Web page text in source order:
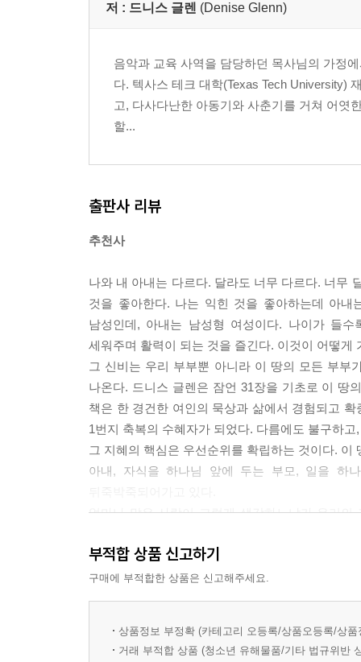
DAY 2. 나의 피난처 _ 67
DAY 5. 주만 바라보기 _ 83
WEEK 3.나 자신과의 관계: 하나님이 나를 사랑하
나를 사랑하고 받아들이기
DAY 4. 자신의 한계 안에서 균형 잡기 _ 107
DAY 5. 하나님의 보호하심을 받아들이기 _ 113
WEEK 4.남편과의 관계 I: 복종, 제대로 이해하기
DAY 1. 아내의 목표 _ 127
DAY 2. 아내의 언약 ( 1 ) _ 133
DAY 3. 아내의 언약 (2) _ 143
DAY 4. 아내의 언약 (3) _ 151
DAY 5. 아내의 역할 _ 159
WEEK 5.남편과의 관계 II: 남편 섬기기
DAY 1. 아내의 임무 _ 175
DAY 2. 아내의 섬김 _ 185
WEEK 6.자녀와의 관계 I: 경건한 자손 낳기
DAY 3. 어머니의 비전 _ 237
DAY 4. 어머니의 정체성 _ 249
저 : 드니스 글렌 (Denise Glenn)
음악과 교육 사역을 담당하던 목사님의 가정
다. 텍사스 테크 대학(Texas Tech University)
고, 다사다난한 아동기와 사춘기를 거쳐 어엿
할...
출판사 리뷰
추천사
나와 내 아내는 다르다. 달라도 너무 다르다. 너무
것을 좋아한다. 나는 익힌 것을 좋아하는데 아
남성인데, 아내는 남성형 여성이다. 나이가 들
세워주며 활력이 되는 것을 즐긴다. 이것이 어떻게
그 신비는 우리 부부뿐 아니라 이 땅의 모든 부부
나온다. 드니스 글렌은 잠언 31장을 기초로 이 땅
책은 한 경건한 여인의 묵상과 삶에서 경험되고
1번지 축복의 수혜자가 되었다. 다름에도 불구하
그 지혜의 핵심은 우선순위를 확립하는 것이다.
아내, 자식을 하나님 앞에 두는 부모, 일을 하
얼마나 많은 사람이 그렇게 생각하느냐가 우리
실천적인 지위를 갖는다. 이 시대 엄마들에게 가
내게 큰 욕심이 있다면, 이 땅의 다음 세대들이 건
-양승헌 목사(세대로교회 담임/ 파이디온선교회
부적합 상품 신고하기
구매에 부적합한 상품은 신고해주세요.
상품정보 부정확 (카테고리 오등록/상품오등록/상
거래 부적합 상품 (청소년 유해물품/기타 법규위반